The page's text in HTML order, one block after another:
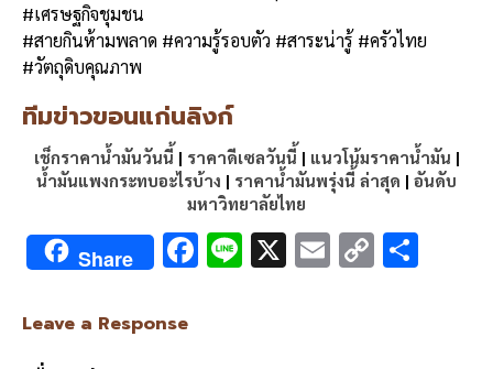
#เศรษฐกิจชุมชน
#สายกินห้ามพลาด #ความรู้รอบตัว #สาระน่ารู้ #ครัวไทย
#วัตถุดิบคุณภาพ
ทีมข่าวขอนแก่นลิงก์
เช็กราคาน้ำมันวันนี้ | ราคาดีเซลวันนี้ | แนวโน้มราคาน้ำมัน |
น้ำมันแพงกระทบอะไรบ้าง | ราคาน้ำมันพรุ่งนี้ ล่าสุด | อันดับ
มหาวิทยาลัยไทย
Share F Li X E C
Leave a Response